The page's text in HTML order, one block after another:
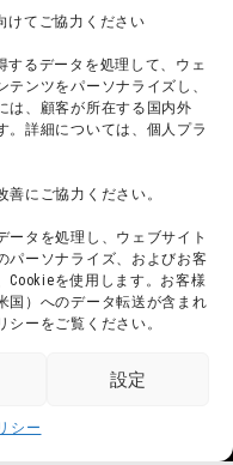
けてご協力ください
するデータを処理して、ウェ
ンツをパーソナライズし、
は、顧客が所在する国内外
。詳細については、個人プラ
にご協力ください。
ータを処理し、ウェブサイト
パーソナライズ、およびお客
Cookieを使用します。お客様
国）へのデータ転送が含まれ
ーをご覧ください。
設定
シー
ィア掲載実績
概要
ッフ募集